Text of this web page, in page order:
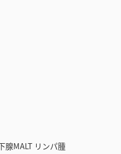
MALT リンパ腫